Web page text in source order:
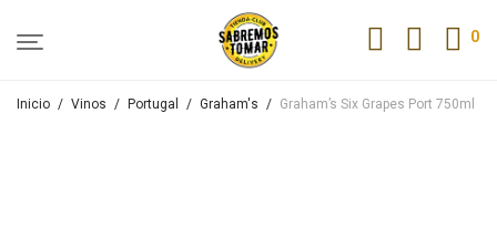
0
Inicio / Vinos / Portugal / Graham's / Graham’s Six Grapes Port 750ml